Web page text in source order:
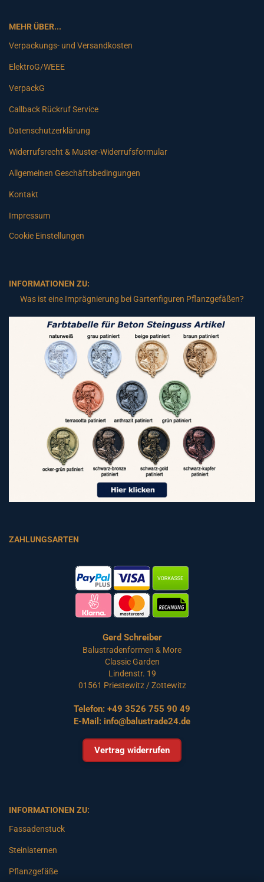
MEHR ÜBER...
Verpackungs- und Versandkosten
ElektroG/WEEE
VerpackG
Callback Rückruf Service
Datenschutzerklärung
Widerrufsrecht & Muster-Widerrufsformular
Allgemeinen Geschäftsbedingungen
Kontakt
Impressum
Cookie Einstellungen
INFORMATIONEN ZU:
Was ist eine Imprägnierung bei Gartenfiguren Pflanzgefäßen?
ZAHLUNGSARTEN
Gerd Schreiber
Balustradenformen & More
Classic Garden
Lindenstr. 19
01561 Priestewitz / Zottewitz
Telefon: +49 3526 755 90 49
E-Mail: info@balustrade24.de
Vertrag widerrufen
INFORMATIONEN ZU:
Fassadenstuck
Steinlaternen
Pflanzgefäße